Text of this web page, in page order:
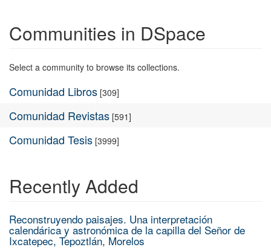
Communities in DSpace
Select a community to browse its collections.
Comunidad Libros [309]
Comunidad Revistas [591]
Comunidad Tesis [3999]
Recently Added
Reconstruyendo paisajes. Una interpretación
calendárica y astronómica de la capilla del Señor de
Ixcatepec, Tepoztlán, Morelos